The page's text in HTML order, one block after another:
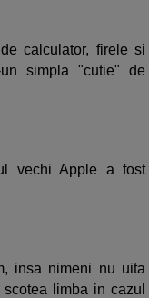
calculator, firele si
simpla "cutie" de
vechi Apple a fost
insa nimeni nu uita
limba in cazul